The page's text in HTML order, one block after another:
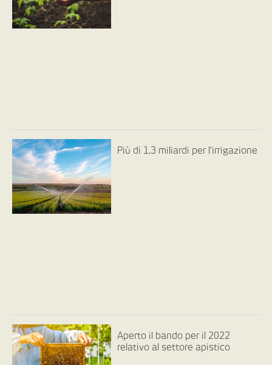
Più di 1,3 miliardi per l’irrigazione
Aperto il bando per il 2022
relativo al settore apistico